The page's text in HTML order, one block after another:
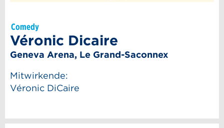
Comedy
Véronic Dicaire
Geneva Arena, Le Grand-Saconnex
Mitwirkende:
Véronic DiCaire